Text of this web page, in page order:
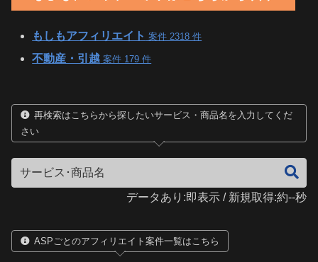
もしもアフィリエイト 案件 2318 件
不動産・引越 案件 179 件
再検索はこちらから探したいサービス・商品名を入力してくだ
さい
データあり:即表示 / 新規取得:約--秒
ASPごとのアフィリエイト案件一覧はこちら